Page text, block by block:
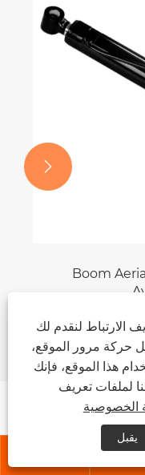

التروس
الارتباط لنقدم لك
حركة مرور الموقع،
هذا الموقع، فإنك
لملفات تعريف
الخصوصية
يقبل